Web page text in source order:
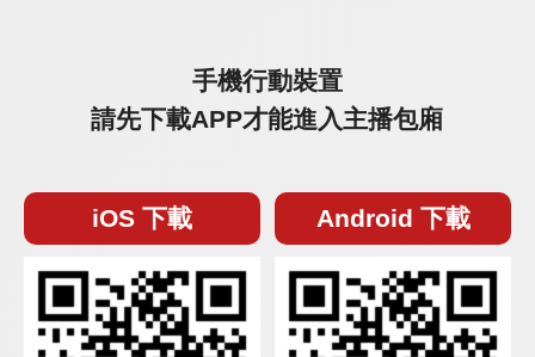
手機行動裝置
請先下載APP才能進入主播包廂
iOS 下載 Android 下載